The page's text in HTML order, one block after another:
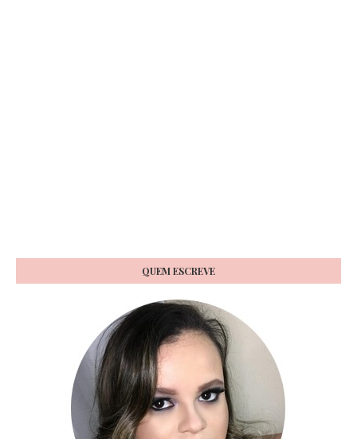
QUEM ESCREVE